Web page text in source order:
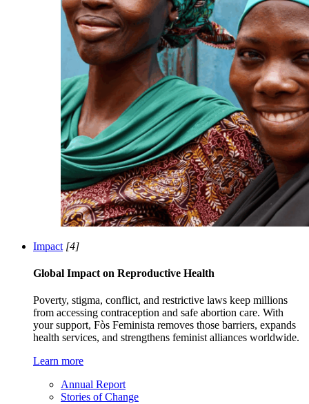
Impact [4]
Global Impact on Reproductive Health
Poverty, stigma, conflict, and restrictive laws keep millions
from accessing contraception and safe abortion care. With
your support, Fòs Feminista removes those barriers, expands
health services, and strengthens feminist alliances worldwide.
Learn more
Annual Report
Stories of Change